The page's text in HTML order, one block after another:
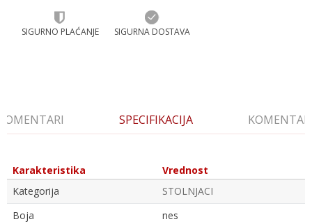
SIGURNO PLAĆANJE SIGURNA DOSTAVA
SPECIFIKACIJA
Karakteristika
Vrednost
Kategorija
STOLNJACI
Boja
nes